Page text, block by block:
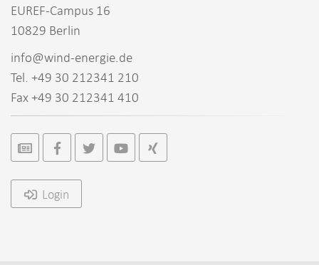
EUREF-Campus 16
10829 Berlin
info@wind-energie.de
Tel. +49 30 212341 210
Fax +49 30 212341 410
Login